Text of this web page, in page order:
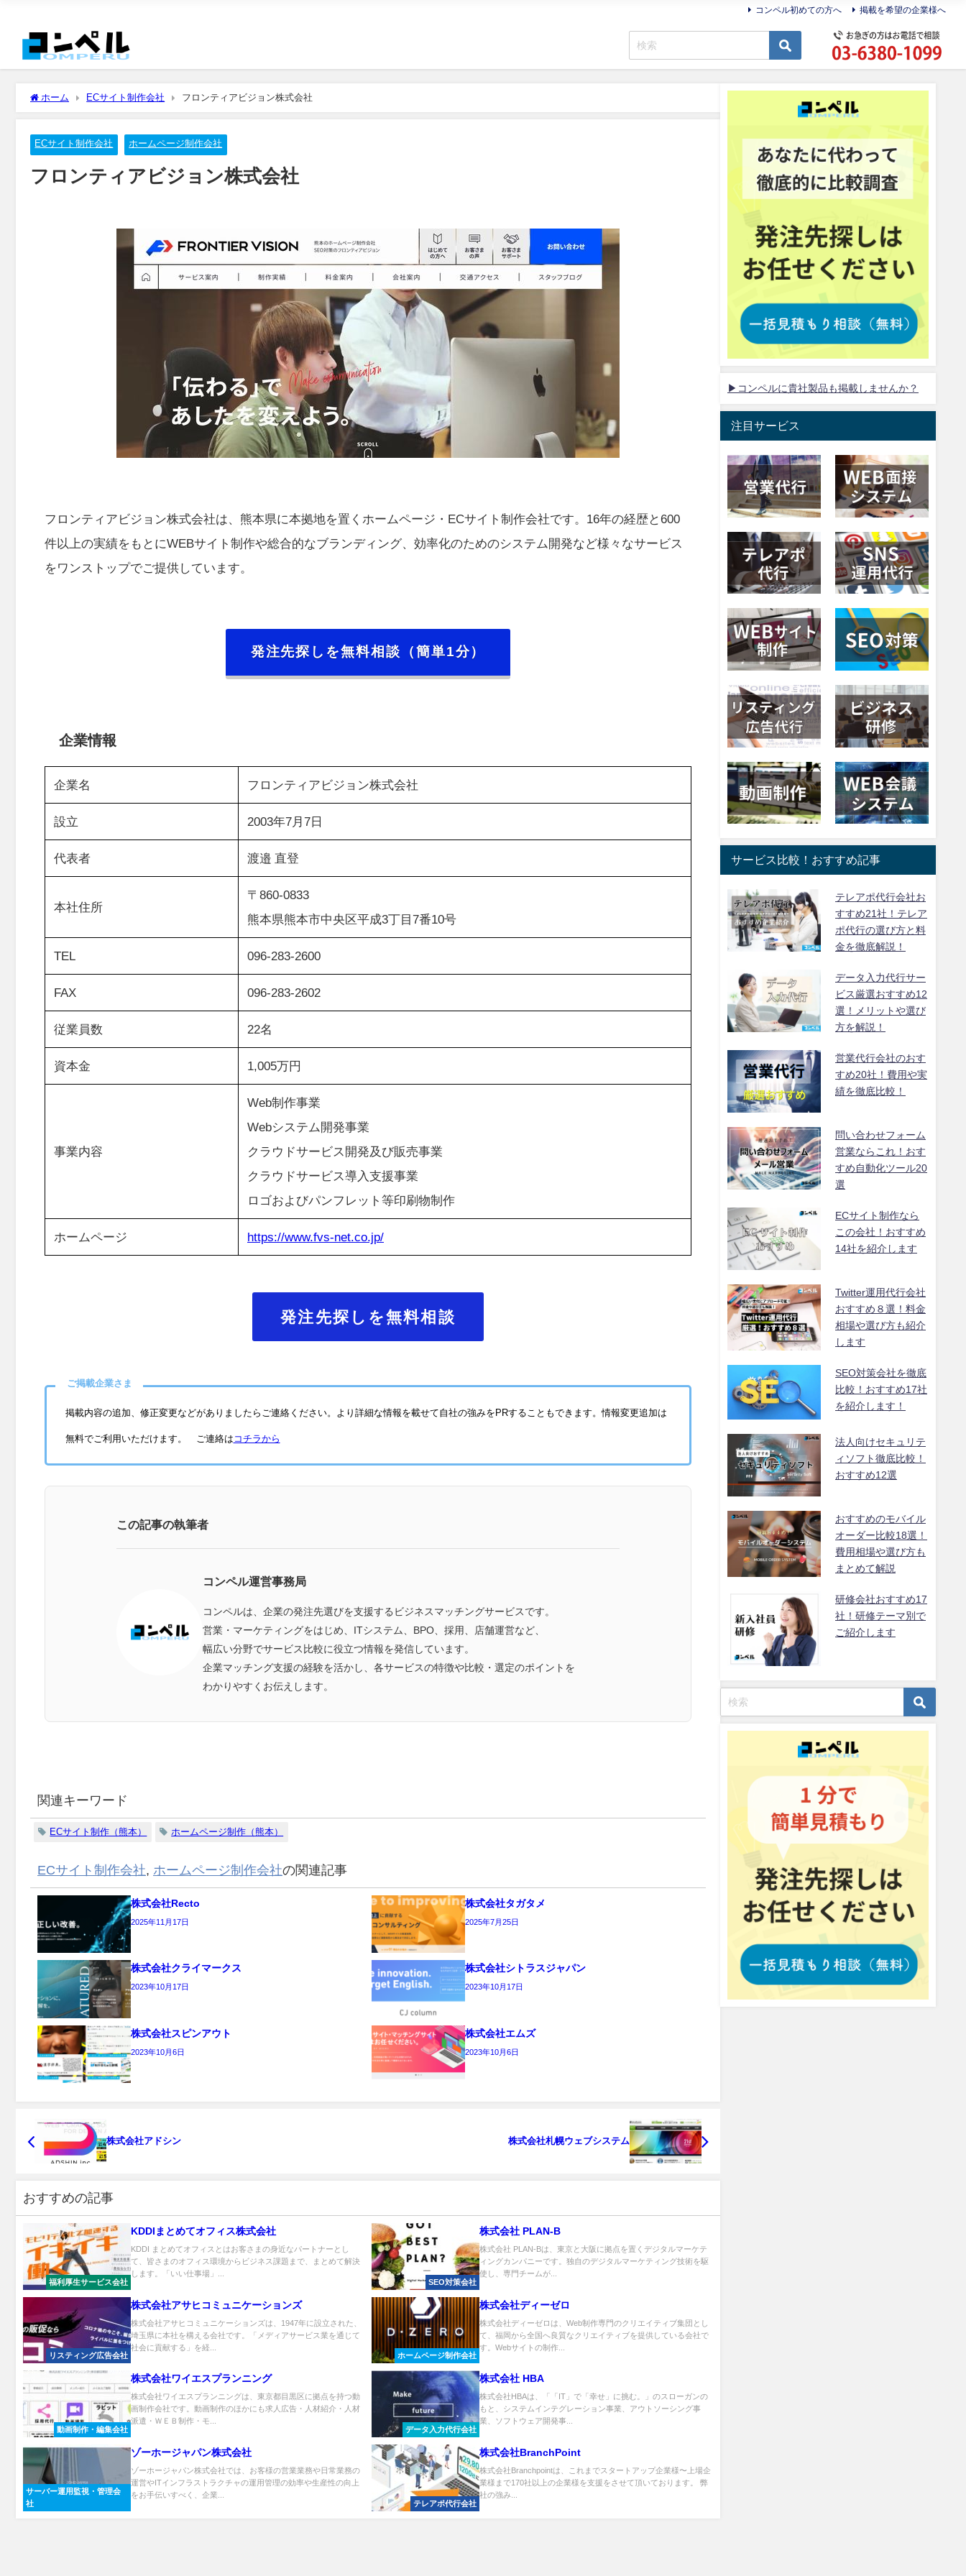
コンペル初めての方へ 掲載を希望の企業様へ
ホーム ECサイト制作会社 フロンティアビジョン株式会社
ECサイト制作会社 ホームページ制作会社
フロンティアビジョン株式会社
フロンティアビジョン株式会社は、熊本県に本拠地を置くホームページ・ECサイト制作会社です。16年の経歴と600
件以上の実績をもとにWEBサイト制作や総合的なブランディング、効率化のためのシステム開発など様々なサービス
をワンストップでご提供しています。
発注先探しを無料相談（簡単1分）
企業情報
企業名 フロンティアビジョン株式会社
設立 2003年7月7日
代表者 渡邉 直登
本社住所
〒860-0833
熊本県熊本市中央区平成3丁目7番10号
TEL 096-283-2600
FAX 096-283-2602
従業員数 22名
資本金 1,005万円
事業内容
Web制作事業
Webシステム開発事業
クラウドサービス開発及び販売事業
クラウドサービス導入支援事業
ロゴおよびパンフレット等印刷物制作
ホームページ https://www.fvs-net.co.jp/
発注先探しを無料相談
ご掲載企業さま
掲載内容の追加、修正変更などがありましたらご連絡ください。より詳細な情報を載せて自社の強みをPRすることもできます。情報変更追加は
無料でご利用いただけます。 ご連絡は コチラから
この記事の執筆者
コンペル運営事務局
コンペルは、企業の発注先選びを支援するビジネスマッチングサービスです。
営業・マーケティングをはじめ、ITシステム、BPO、採用、店舗運営など、
幅広い分野でサービス比較に役立つ情報を発信しています。
企業マッチング支援の経験を活かし、各サービスの特徴や比較・選定のポイントを
わかりやすくお伝えします。
関連キーワード
ECサイト制作（熊本） ホームページ制作（熊本）
ECサイト制作会社, ホームページ制作会社の関連記事
株式会社Recto
2025年11月17日
株式会社タガタメ
2025年7月25日
株式会社クライマークス
2023年10月17日
株式会社シトラスジャパン
2023年10月17日
株式会社スピンアウト
2023年10月6日
株式会社エムズ
2023年10月6日
株式会社アドシン 株式会社札幌ウェブシステム
おすすめの記事
福利厚生サービス会社
KDDIまとめてオフィス株式会社
KDDI まとめてオフィスとはお客さまの身近なパートナーとし
て、皆さまのオフィス環境からビジネス課題まで、まとめて解決
します。「いい仕事場」...
SEO対策会社
株式会社 PLAN-B
株式会社 PLAN-Bは、東京と大阪に拠点を置くデジタルマーケテ
ィングカンパニーです。独自のデジタルマーケティング技術を駆
使し、専門チームが...
リスティング広告会社
株式会社アサヒコミュニケーションズ
株式会社アサヒコミュニケーションズは、1947年に設立された、
埼玉県に本社を構える会社です。「メディアサービス業を通じて
社会に貢献する」を経...
ホームページ制作会社
株式会社ディーゼロ
株式会社ディーゼロは、Web制作専門のクリエイティブ集団とし
て、福岡から全国へ良質なクリエイティブを提供している会社で
す。Webサイトの制作...
動画制作・編集会社
株式会社ワイエスプランニング
株式会社ワイエスプランニングは、​東京都目黒区に拠点を持つ動
画制作会社です。動画制作のほかにも求人広告・人材紹介・人材
派遣・ＷＥＢ制作・モ...
データ入力代行会社
株式会社 HBA
株式会社HBAは、「「IT」で「幸せ」に挑む。」のスローガンの
もと、システムインテグレーション事業、アウトソーシング事
業、ソフトウェア開発事...
サーバー運用監視・管理会
社
ゾーホージャパン株式会社
ゾーホージャパン株式会社では、お客様の営業業務や日常業務の
運営やITインフラストラクチャの運用管理の効率や生産性の向上
をお手伝いすべく、企業...
テレアポ代行会社
株式会社BranchPoint
株式会社Branchpointは、これまでスタートアップ企業様〜上場企
業様まで170社以上の企業様を支援をさせて頂いております。 弊
社の強み...
▶コンペルに貴社製品も掲載しませんか？
注目サービス
サービス比較！おすすめ記事
テレアポ代行会社お
すすめ21社！テレア
ポ代行の選び方と料
金を徹底解説！
データ入力代行サー
ビス厳選おすすめ12
選！メリットや選び
方を解説！
営業代行会社のおす
すめ20社！費用や実
績を徹底比較！
問い合わせフォーム
営業ならこれ！おす
すめ自動化ツール20
選
ECサイト制作なら
この会社！おすすめ
14社を紹介します
Twitter運用代行会社
おすすめ８選！料金
相場や選び方も紹介
します
SEO対策会社を徹底
比較！おすすめ17社
を紹介します！
法人向けセキュリテ
ィソフト徹底比較！
おすすめ12選
おすすめのモバイル
オーダー比較18選！
費用相場や選び方も
まとめて解説
研修会社おすすめ17
社！研修テーマ別で
ご紹介します